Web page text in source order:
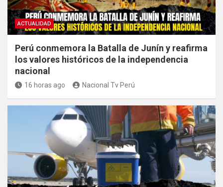
ACTUALIDAD
Perú conmemora la Batalla de Junín y reafirma
los valores históricos de la independencia
nacional
16 horas ago Nacional Tv Perú